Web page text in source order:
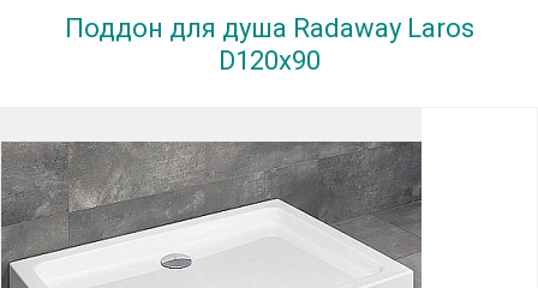
Поддон для душа Radaway Laros
D120x90